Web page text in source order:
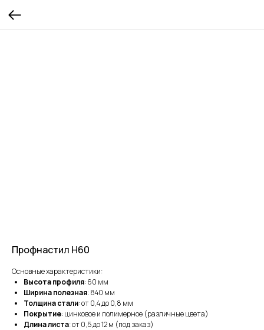
Профнастил Н60
Основные характеристики:
Высота профиля: 60 мм
Ширина полезная: 840 мм
Толщина стали: от 0,4 до 0,8 мм
Покрытие: цинковое и полимерное (различные цвета)
Длина листа: от 0,5 до 12 м (под заказ)